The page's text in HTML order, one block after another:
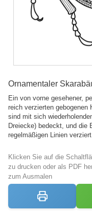
Ornamentaler
Ein von vorne gesehener,
reich verzierten gebogenen
sind mit sich
Dreiecke) bedeckt, und die
regelmäßigen Linien
Klicken Sie auf die
zu drucken oder als PDF
zum Ausmalen